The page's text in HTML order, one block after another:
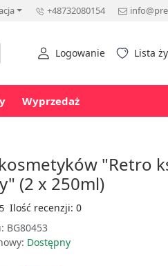
+48732080154
Logowanie Lista
Wyprzedaż
"Retro
(2 x 250ml)
Ilość recenzji: 0
BG80453
Dostępny